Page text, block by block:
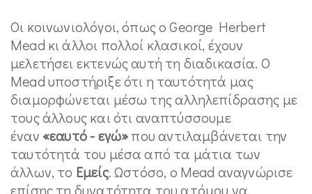
Οι κοινωνιολόγοι, όπως ο George Herbert
Mead κι άλλοι πολλοί κλασικοί, έχουν
μελετήσει εκτενώς αυτή τη διαδικασία. Ο
Mead υποστήριξε ότι η ταυτότητά μας
διαμορφώνεται μέσω της αλληλεπίδρασης με
τους άλλους και ότι αναπτύσσουμε
έναν «εαυτό - εγώ»που αντιλαμβάνεται την
ταυτότητά του μέσα από τα μάτια των
άλλων, το Εμείς. Ωστόσο, ο Mead αναγνώρισε
επίσης τη δυνατότητα του ατόμου να